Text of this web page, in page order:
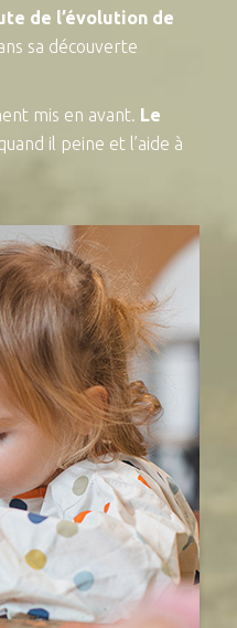
de l’évolution de
sa découverte
mis en avant. Le
il peine et l’aide à